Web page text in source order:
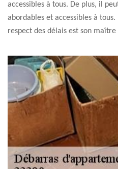
accessibles à tous. De plus, il
abordables et accessibles à
respect des délais est son maître